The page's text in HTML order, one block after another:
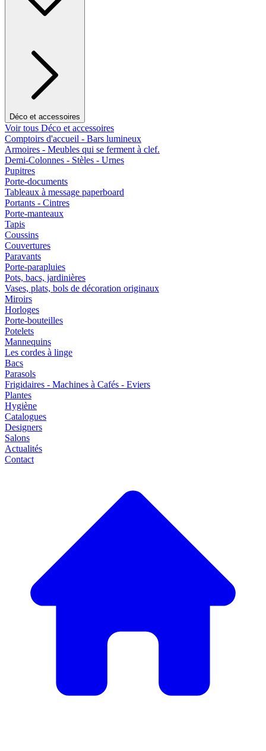
Déco et accessoires
Voir tous Déco et accessoires
Comptoirs d'accueil - Bars lumineux
Armoires - Meubles qui se ferment à clef.
Demi-Colonnes - Stèles - Urnes
Pupitres
Porte-documents
Tableaux à message paperboard
Portants - Cintres
Porte-manteaux
Tapis
Coussins
Couvertures
Paravants
Porte-parapluies
Pots, bacs, jardinières
Vases, plats, bols de décoration originaux
Miroirs
Horloges
Porte-bouteilles
Potelets
Mannequins
Les cordes à linge
Bacs
Parasols
Frigidaires - Machines à Cafés - Eviers
Plantes
Hygiène
Catalogues
Designers
Salons
Actualités
Contact